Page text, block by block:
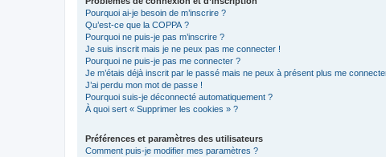
Pourquoi ai-je besoin de m’inscrire ?
Qu’est-ce que la COPPA ?
Pourquoi ne puis-je pas m’inscrire ?
Je suis inscrit mais je ne peux pas me connecter !
Pourquoi ne puis-je pas me connecter ?
Je m’étais déjà inscrit par le passé mais ne peux à présent plus me
J’ai perdu mon mot de passe !
Pourquoi suis-je déconnecté automatiquement ?
À quoi sert « Supprimer les cookies » ?
Préférences et paramètres des utilisateurs
Comment puis-je modifier mes paramètres ?